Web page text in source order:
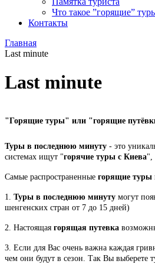
Что такое ”горящие”
Контакты
Главная
Last minute
Last minute
"Горящие туры" или "горящие
Туры в последнюю минуту - это
системах ищут "горячие туры с Киева",
Самые распространенные горящие туры
1. Туры в последнюю минуту могут
шенгенских стран от 7 до 15 дней)
2. Настоящая горящая путевка
3. Если для Вас очень важна каждая
чем они будут в сезон. Так Вы выберете